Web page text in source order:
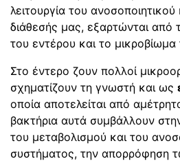
λειτουργία του
διάθεσής μας, εξαρτώνται από
του εντέρου και το μικροβίωμα
Στο έντερο ζουν πολλοί
σχηματίζουν τη γνωστή και ως
οποία αποτελείται από
βακτήρια αυτά συμβάλλουν
του μεταβολισμού και του
συστήματος, την απορρόφηση